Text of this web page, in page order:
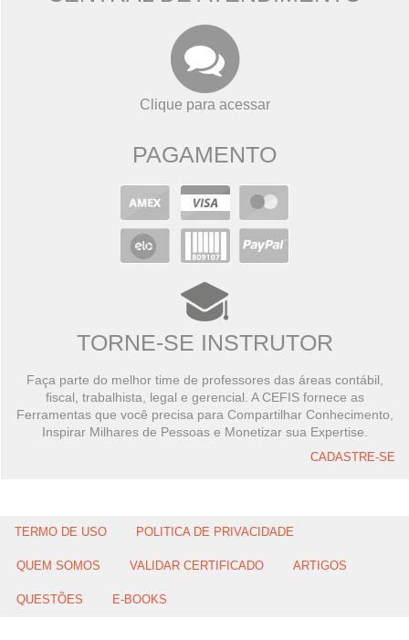
Clique para acessar
PAGAMENTO
TORNE-SE INSTRUTOR
Faça parte do melhor time de professores das áreas contábil,
fiscal, trabalhista, legal e gerencial. A CEFIS fornece as
Ferramentas que você precisa para Compartilhar Conhecimento,
Inspirar Milhares de Pessoas e Monetizar sua Expertise.
CADASTRE-SE
TERMO DE USO POLITICA DE PRIVACIDADE
QUEM SOMOS VALIDAR CERTIFICADO ARTIGOS
QUESTÕES E-BOOKS